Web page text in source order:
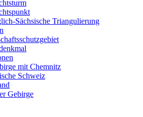
Sächsische Triangulierung
mit Chemnitz
Schweiz
Gebirge